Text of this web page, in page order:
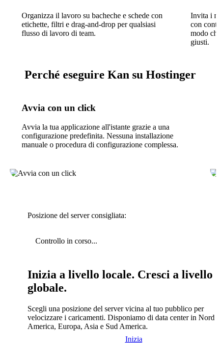
Organizza il lavoro su bacheche e schede con
etichette, filtri e drag-and-drop per qualsiasi
flusso di lavoro di team.
Invita i
con
modo
giusti.
Perché eseguire Kan su Hostinger
Avvia con un click
Avvia la tua applicazione all'istante grazie a una
configurazione predefinita. Nessuna installazione
manuale o procedura di configurazione complessa.
Posizione del server consigliata:
Controllo in corso...
Inizia a livello locale. Cresci a livello
globale.
Scegli una posizione del server vicina al tuo pubblico per
velocizzare i caricamenti. Disponiamo di data center in Nord
America, Europa, Asia e Sud America.
Inizia